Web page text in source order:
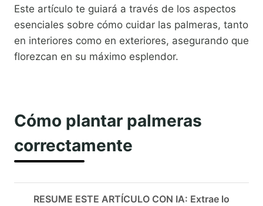
Este artículo te guiará a través de los aspectos
esenciales sobre cómo cuidar las palmeras, tanto
en interiores como en exteriores, asegurando que
florezcan en su máximo esplendor.
Cómo plantar palmeras
correctamente
RESUME ESTE ARTÍCULO CON IA: Extrae lo